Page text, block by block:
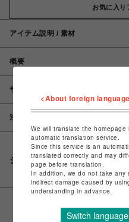
お気に入り
アイテム説明 / 素材
概要
サイズ
注意事項
シェアする
<About foreign
We will translate the
automatic translation service.
Since this service is an
translated correctly and may
page before translation.
In addition, we do not take any
indirect damage caused by
understanding in advance.
Switch language